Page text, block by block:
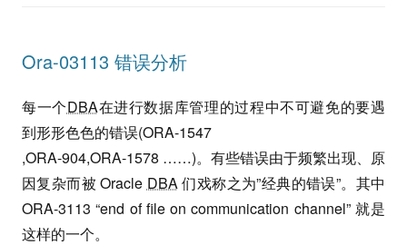
Ora-03113 错误分析
每一个DBA在进行数据库管理的过程中不可避免的要遇
到形形色色的错误(ORA-1547
,ORA-904,ORA-1578 ……)。有些错误由于频繁出现、原
因复杂而被 Oracle DBA们戏称之为”经典的错误”。其中
ORA-3113 “end of file on communication channel” 就是
这样的一个。